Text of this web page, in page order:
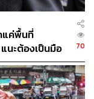
ขื่อนลำแซะ, คลอง
บอระเพ็ด และ
สำหรับ
พระยา ซึ่งพบว่า
แค่พื้นที่
นะต้องเป็นมือ
70